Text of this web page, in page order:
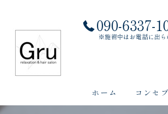
090-6337-
※施術中はお電話に出ら
ホーム コンセ